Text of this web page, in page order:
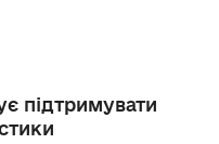
підтримувати